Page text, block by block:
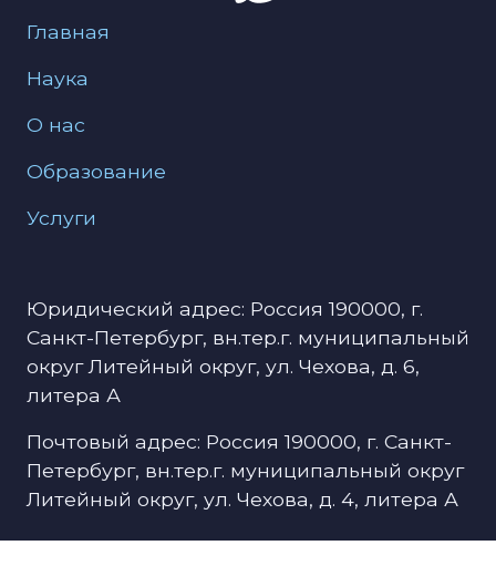
Меню для подвала
Главная
Наука
О нас
Образование
Услуги
Юридический адрес: Россия 190000, г.
Санкт-Петербург, вн.тер.г. муниципальный
округ Литейный округ, ул. Чехова, д. 6,
литера А
Почтовый адрес: Россия 190000, г. Санкт-
Петербург, вн.тер.г. муниципальный округ
Литейный округ, ул. Чехова, д. 4, литера А